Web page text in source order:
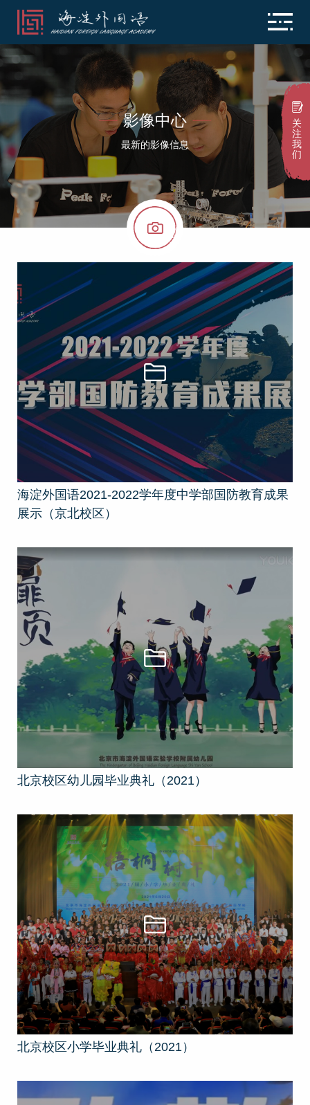
关
注
我
们
影像中心
最新的影像信息
海淀外国语2021-2022学年度中学部国防教育成果
展示（京北校区）
北京校区幼儿园毕业典礼（2021）
北京校区小学毕业典礼（2021）